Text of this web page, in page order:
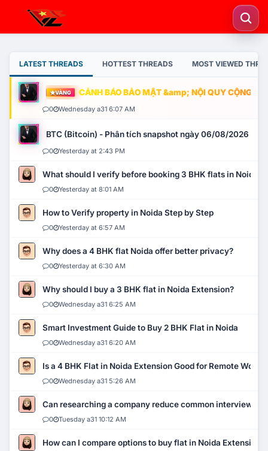
LATEST THREADS HOTTEST THREADS MOST VIEWED
VÀNG CẢNH BÁO BẢO MẬT &amp; NỘI QUY CỘNG
0 Wednesday a31 6:07 AM
BTC (Bitcoin) - Phân tích snapshot ngày 06/08/2026
0 Yesterday at 2:43 PM
What should I verify before booking 3 BHK flats in Noida?
0 Yesterday at 8:01 AM
How to Verify property in Noida Step by Step
0 Yesterday at 6:57 AM
Why does a 4 BHK flat Noida offer better privacy?
0 Yesterday at 6:30 AM
Why should I buy a 3 BHK flat in Noida Extension?
0 Wednesday a31 6:25 AM
Smart Investment Guide to Buy 2 BHK Flat in Noida
0 Wednesday a31 6:20 AM
Is a 4 BHK Flat in Noida Extension Good for Remote Work?
0 Wednesday a31 5:26 AM
Can researching a company reduce common interview
0 Tuesday a31 10:12 AM
How can I compare options to buy flat in Noida Extension?